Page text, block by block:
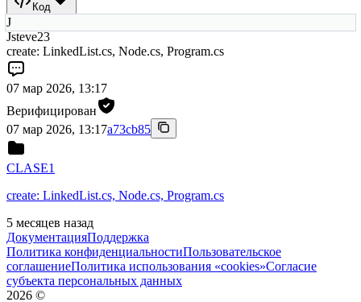
Код
J
Jsteve23
create: LinkedList.cs, Node.cs, Program.cs
07 мар 2026, 13:17
Верифицирован
07 мар 2026, 13:17a73cb85
CLASE1
create: LinkedList.cs, Node.cs, Program.cs
5 месяцев назад
ДокументацияПоддержка
Политика конфиденциальностиПользовательское
соглашениеПолитика использования «cookies»Согласие
субъекта персональных данных
2026 ©